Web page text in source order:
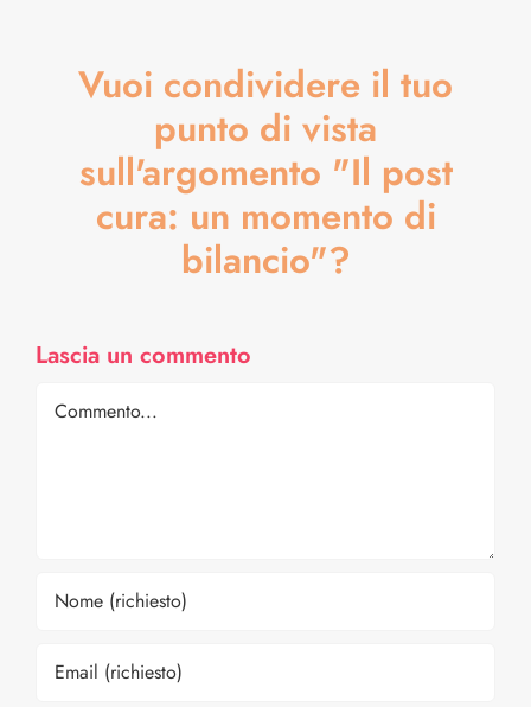
Vuoi condividere il tuo
punto di vista
sull'argomento "Il post
cura: un momento di
bilancio"?
Lascia un commento
Comment